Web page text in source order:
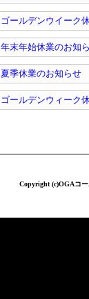
ゴールデンウイーク
年末年始休業のお知
夏季休業のお知らせ
ゴールデンウィーク
Copyright (c)OGAコ